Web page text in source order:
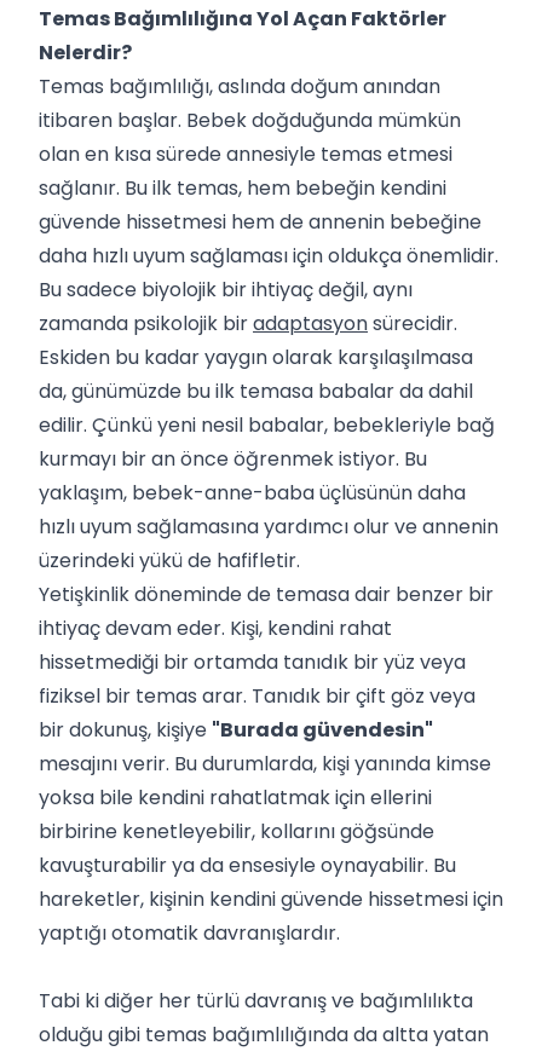
Temas Bağımlılığına Yol Açan Faktörler
Nelerdir?
Temas bağımlılığı, aslında doğum anından
itibaren başlar. Bebek doğduğunda mümkün
olan en kısa sürede annesiyle temas etmesi
sağlanır. Bu ilk temas, hem bebeğin kendini
güvende hissetmesi hem de annenin bebeğine
daha hızlı uyum sağlaması için oldukça önemlidir.
Bu sadece biyolojik bir ihtiyaç değil, aynı
zamanda psikolojik biradaptasyonsürecidir.
Eskiden bu kadar yaygın olarak karşılaşılmasa
da, günümüzde bu ilk temasa babalar da dahil
edilir. Çünkü yeni nesil babalar, bebekleriyle bağ
kurmayı bir an önce öğrenmek istiyor. Bu
yaklaşım, bebek-anne-baba üçlüsünün daha
hızlı uyum sağlamasına yardımcı olur ve annenin
üzerindeki yükü de hafifletir.
Yetişkinlik döneminde de temasa dair benzer bir
ihtiyaç devam eder. Kişi, kendini rahat
hissetmediği bir ortamda tanıdık bir yüz veya
fiziksel bir temas arar. Tanıdık bir çift göz veya
bir dokunuş, kişiye "Burada güvendesin"
mesajını verir. Bu durumlarda, kişi yanında kimse
yoksa bile kendini rahatlatmak için ellerini
birbirine kenetleyebilir, kollarını göğsünde
kavuşturabilir ya da ensesiyle oynayabilir. Bu
hareketler, kişinin kendini güvende hissetmesi için
yaptığı otomatik davranışlardır.
Tabi ki diğer her türlü davranış ve bağımlılıkta
olduğu gibi temas bağımlılığında da altta yatan